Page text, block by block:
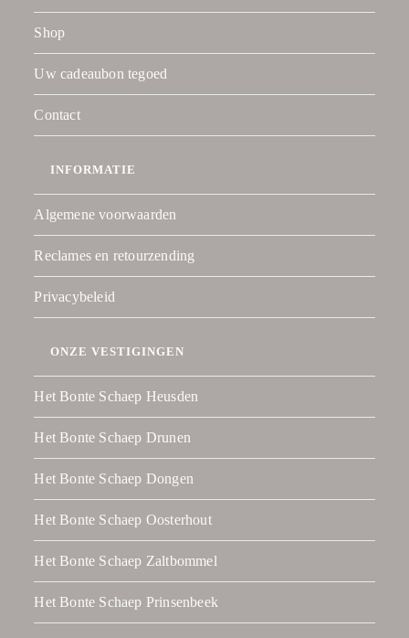
Shop
Uw cadeaubon tegoed
Contact
INFORMATIE
Algemene voorwaarden
Reclames en retourzending
Privacybeleid
ONZE VESTIGINGEN
Het Bonte Schaep Heusden
Het Bonte Schaep Drunen
Het Bonte Schaep Dongen
Het Bonte Schaep Oosterhout
Het Bonte Schaep Zaltbommel
Het Bonte Schaep Prinsenbeek